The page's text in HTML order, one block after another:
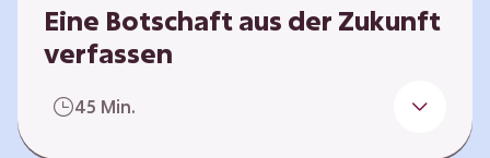
Eine Botschaft aus der Zukunft
verfassen
Stell dir vor: Die Welt in der Zukunft ist ein
guter Ort für Tiere, Pflanzen und Menschen.
45 Min.